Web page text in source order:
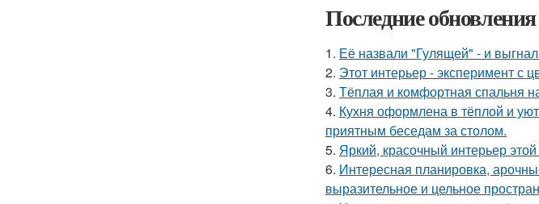
Последние
1. Её назвали "Гулящей" - и
2. Этот интерьер - эксперимент с
3. Тёплая и комфортная спальня
4. Кухня оформлена в тёплой и
приятным беседам за столом.
5. Яркий, красочный интерьер
6. Интересная планировка,
выразительное и цельное